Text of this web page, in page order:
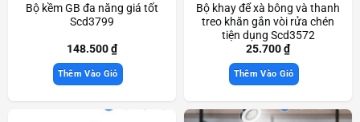
Bộ kềm GB đa năng giá tốt
Scd3799
148.500₫
Thêm Vào Giỏ
Bộ khay để xà bông và thanh
treo khăn gắn vòi rửa chén
tiện dụng Scd3572
25.700₫
Thêm Vào Giỏ